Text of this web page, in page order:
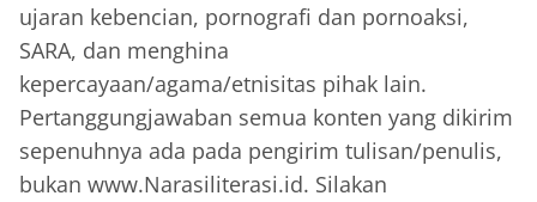
ujaran kebencian, pornografi dan pornoaksi,
SARA, dan menghina
kepercayaan/agama/etnisitas pihak lain.
Pertanggungjawaban semua konten yang dikirim
sepenuhnya ada pada pengirim tulisan/penulis,
bukan www.Narasiliterasi.id. Silakan